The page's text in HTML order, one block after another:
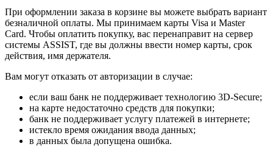
При оформлении заказа в корзине вы можете выбрать вариант
безналичной оплаты. Мы принимаем карты Visa и Master
Card. Чтобы оплатить покупку, вас перенаправит на сервер
системы ASSIST, где вы должны ввести номер карты, срок
действия, имя держателя.
Вам могут отказать от авторизации в случае:
если ваш банк не поддерживает технологию 3D-Secure;
на карте недостаточно средств для покупки;
банк не поддерживает услугу платежей в интернете;
истекло время ожидания ввода данных;
в данных была допущена ошибка.